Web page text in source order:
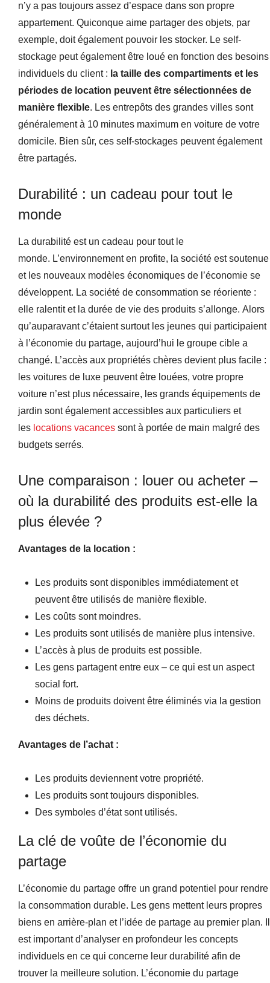
n’y a pas toujours assez d’espace dans son propre
appartement. Quiconque aime partager des objets, par
exemple, doit également pouvoir les stocker. Le self-
stockage peut également être loué en fonction des besoins
individuels du client : la taille des compartiments et les
périodes de location peuvent être sélectionnées de
manière flexible. Les entrepôts des grandes villes sont
généralement à 10 minutes maximum en voiture de votre
domicile. Bien sûr, ces self-stockages peuvent également
être partagés.
Durabilité : un cadeau pour tout le
monde
La durabilité est un cadeau pour tout le
monde. L’environnement en profite, la société est soutenue
et les nouveaux modèles économiques de l’économie se
développent. La société de consommation se réoriente :
elle ralentit et la durée de vie des produits s’allonge. Alors
qu’auparavant c’étaient surtout les jeunes qui participaient
à l’économie du partage, aujourd’hui le groupe cible a
changé. L’accès aux propriétés chères devient plus facile :
les voitures de luxe peuvent être louées, votre propre
voiture n’est plus nécessaire, les grands équipements de
jardin sont également accessibles aux particuliers et
les locations vacances sont à portée de main malgré des
budgets serrés.
Une comparaison : louer ou acheter –
où la durabilité des produits est-elle la
plus élevée ?
Avantages de la location :
Les produits sont disponibles immédiatement et
peuvent être utilisés de manière flexible.
Les coûts sont moindres.
Les produits sont utilisés de manière plus intensive.
L’accès à plus de produits est possible.
Les gens partagent entre eux – ce qui est un aspect
social fort.
Moins de produits doivent être éliminés via la gestion
des déchets.
Avantages de l’achat :
Les produits deviennent votre propriété.
Les produits sont toujours disponibles.
Des symboles d’état sont utilisés.
La clé de voûte de l’économie du
partage
L’économie du partage offre un grand potentiel pour rendre
la consommation durable. Les gens mettent leurs propres
biens en arrière-plan et l’idée de partage au premier plan. Il
est important d’analyser en profondeur les concepts
individuels en ce qui concerne leur durabilité afin de
trouver la meilleure solution. L’économie du partage